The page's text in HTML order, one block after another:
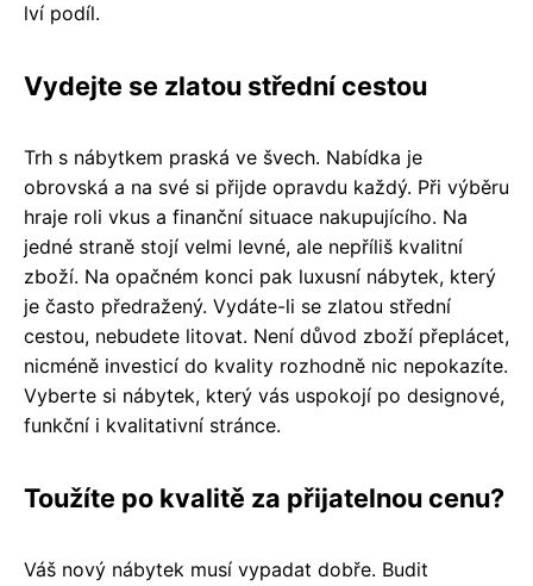
lví podíl.
Vydejte se zlatou střední cestou
Trh s nábytkem praská ve švech. Nabídka je
obrovská a na své si přijde opravdu každý. Při výběru
hraje roli vkus a finanční situace nakupujícího. Na
jedné straně stojí velmi levné, ale nepříliš kvalitní
zboží. Na opačném konci pak luxusní nábytek, který
je často předražený. Vydáte-li se zlatou střední
cestou, nebudete litovat. Není důvod zboží přeplácet,
nicméně investicí do kvality rozhodně nic nepokazíte.
Vyberte si nábytek, který vás uspokojí po designové,
funkční i kvalitativní stránce.
Toužíte po kvalitě za přijatelnou cenu?
Váš nový nábytek musí vypadat dobře. Budit